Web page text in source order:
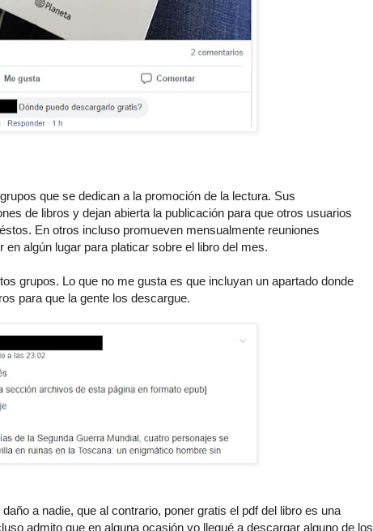
que se dedican a la promoción de la lectura. Sus
de libros y dejan abierta la publicación para que otros usuarios
En otros incluso promueven mensualmente reuniones
algún lugar para platicar sobre el libro del mes.
grupos. Lo que no me gusta es que incluyan un apartado donde
para que la gente los descargue.
a nadie, que al contrario, poner gratis el pdf del libro es una
admito que en alguna ocasión yo llegué a descargar alguno de los